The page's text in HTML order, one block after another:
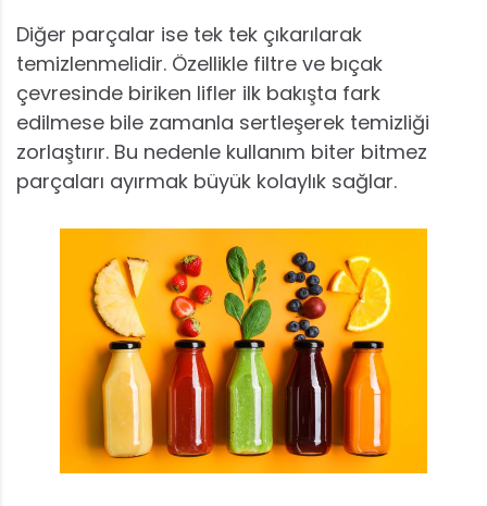
Diğer parçalar ise tek tek çıkarılarak
temizlenmelidir. Özellikle filtre ve bıçak
çevresinde biriken lifler ilk bakışta fark
edilmese bile zamanla sertleşerek temizliği
zorlaştırır. Bu nedenle kullanım biter bitmez
parçaları ayırmak büyük kolaylık sağlar.